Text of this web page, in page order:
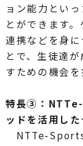
ョン能力とい
とができます
連携などを身
とで、生徒達
すための機会を
特長③：NTTe-
ッドを活用し
NTTe-Sports